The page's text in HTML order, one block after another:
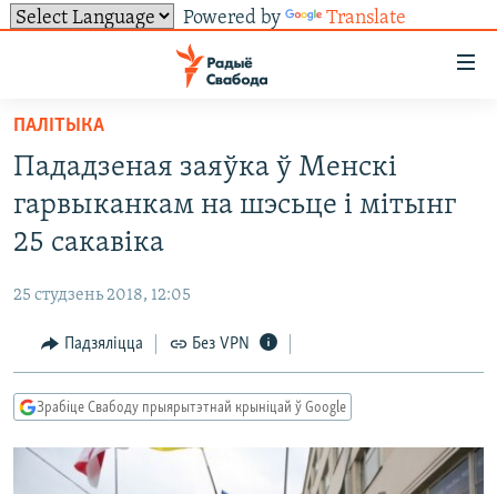
Powered by Translate
ўнівэрсальнага
доступу
Перайсьці
да
галоўнага
зьместу
да
навігацыі
Перайсьці
да
ПАЛІТЫКА
ЭКАНОМІКА
ПАЛІТВЯЗЬНІ
ТОЛЬКІ НА СВАБОДЗЕ
ГІСТОРЫЯ НА СВАБОДЗЕ
ПАДКАСТЫ
PREMIUM
СУВЯЗЬ
ПАДЗЯЛІЦЦА ІНФАРМАЦЫЯЙ
RSS
ПАДКАСТЫ
Усе сайты РС/РСЭ
ПАЛІТЫКА
Пададзеная заяўка ў Менскі
гарвыканкам на шэсьце і мітынг
25 сакавіка
25 студзень 2018, 12:05
Падзяліцца Без VPN
Зрабіце Свабоду прыярытэтнай крыніцай ў Google